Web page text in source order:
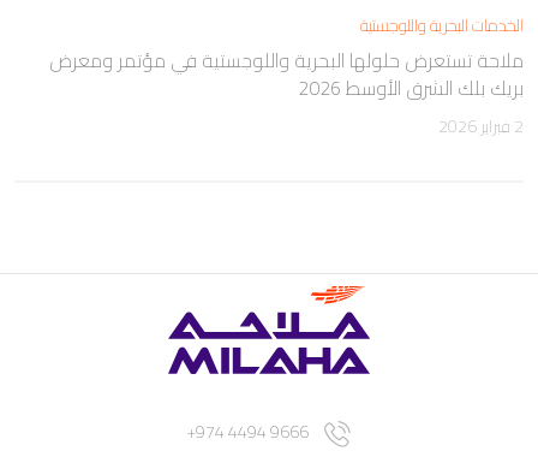
الخدمات البحرية واللوجستية
ملاحة تستعرض حلولها البحرية واللوجستية في مؤتمر ومعرض
بريك بلك الشرق الأوسط 2026
2 فبراير 2026
9666 4494 974+